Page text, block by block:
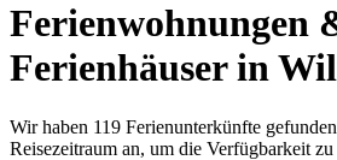
Ferienwohnungen
Ferienhäuser in
Wir haben 119 Ferienunterkünfte
Reisezeitraum an, um die Verfügbarkeit